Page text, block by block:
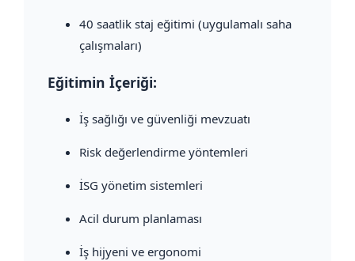
40 saatlik staj eğitimi (uygulamalı saha
çalışmaları)
Eğitimin İçeriği:
İş sağlığı ve güvenliği mevzuatı
Risk değerlendirme yöntemleri
İSG yönetim sistemleri
Acil durum planlaması
İş hijyeni ve ergonomi